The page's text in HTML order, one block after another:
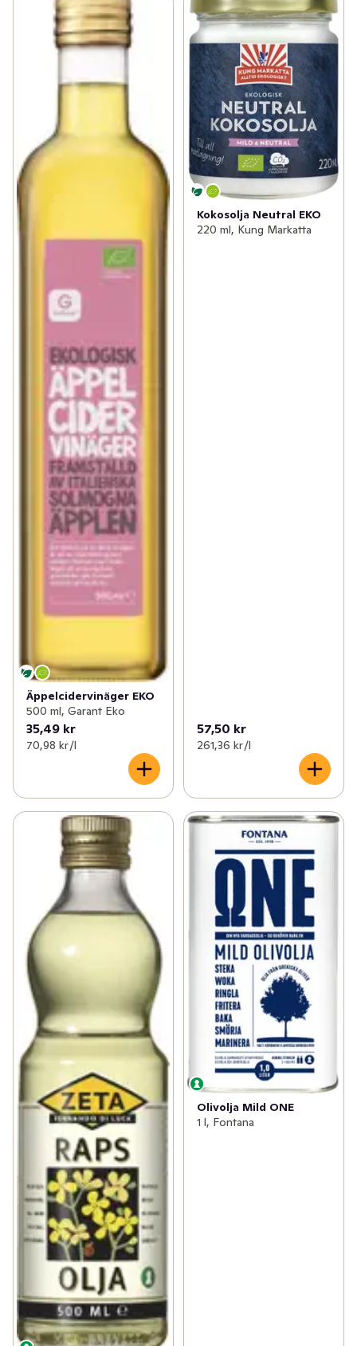
Äppelcidervinäger EKO
500 ml, Garant Eko
35,49 kr
70,98 kr /l
Kokosolja Neutral EKO
220 ml, Kung Markatta
57,50 kr
261,36 kr /l
Olivolja Mild ONE
1 l, Fontana